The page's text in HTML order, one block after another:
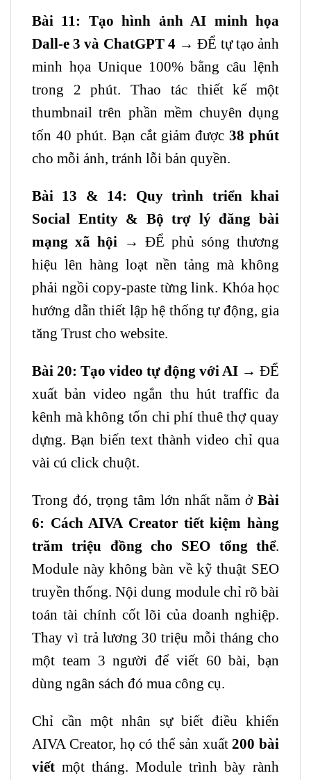
Bài 11: Tạo hình ảnh AI minh họa
Dall-e 3 và ChatGPT 4→ ĐỂ tự tạo ảnh
minh họa Unique 100% bằng câu lệnh
trong 2 phút. Thao tác thiết kế một
thumbnail trên phần mềm chuyên dụng
tốn 40 phút. Bạn cắt giảm được38 phút
cho mỗi ảnh, tránh lỗi bản quyền.
Bài 13 & 14: Quy trình triển khai
Social Entity & Bộ trợ lý đăng bài
mạng xã hội → ĐỂ phủ sóng thương
hiệu lên hàng loạt nền tảng mà không
phải ngồi copy-paste từng link. Khóa học
hướng dẫn thiết lập hệ thống tự động, gia
tăng Trust cho website.
Bài 20: Tạo video tự động với AI → ĐỂ
xuất bản video ngắn thu hút traffic đa
kênh mà không tốn chi phí thuê thợ quay
dựng. Bạn biến text thành video chỉ qua
vài cú click chuột.
Trong đó, trọng tâm lớn nhất nằm ở Bài
6: Cách AIVA Creator tiết kiệm hàng
trăm triệu đồng cho SEO tổng thể.
Module này không bàn về kỹ thuật SEO
truyền thống. Nội dung module chỉ rõ bài
toán tài chính cốt lõi của doanh nghiệp.
Thay vì trả lương 30 triệu mỗi tháng cho
một team 3 người để viết 60 bài, bạn
dùng ngân sách đó mua công cụ.
Chỉ cần một nhân sự biết điều khiển
AIVA Creator, họ có thể sản xuất200 bài
viết một tháng. Module trình bày rành